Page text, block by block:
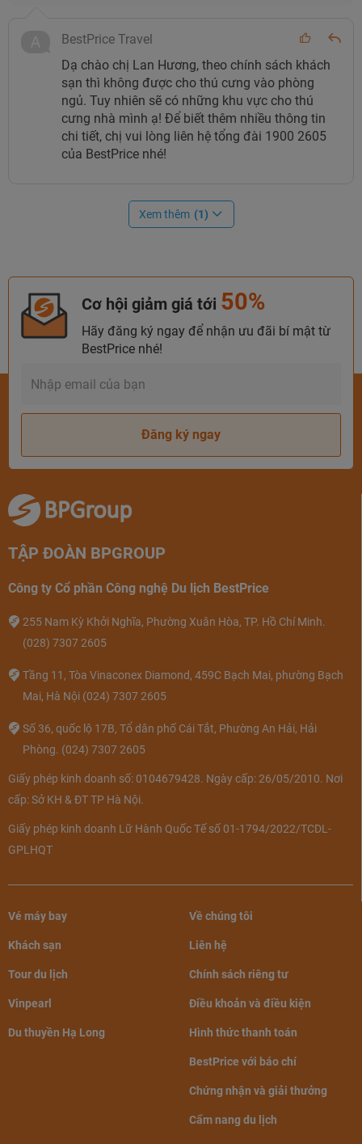
Phòng Premier City View tại khách sạn.
bao gồm 77 phòng nghỉ được thiết kế gồm có 1 giường
đôi hoặc 2 giường đơn cho tối đa 2 người lớn và 1 trẻ em
lưu trú. Phòng được chú ý đến từng chi tiết nhỏ để mang
lại cho bạn một kỳ nghỉ lý tưởng.
- Premier Terrace Ocean View:
phong cách riêng, góc view bao trọn cả đại dương, không
phòng có thể tận dụng được tối đa vẻ đẹp từ khung cảnh
xung quanh, xứng đáng cho các cặp đôi muốn chọn 1
căn phòng để có những khoảnh khắc tuyệt vời bên nhau.
- Premier Deluxe Ocean View:
Phòng Deluxe chào đón quý khách với không gian rộng
rãi view hướng đại dương kết hợp cùng nội thất cao cấp
và tầm nhìn thoáng mát, phù hợp với gia đình hoặc nhóm
quen thuộc như đang ở trong chính căn nhà của mình.
44 phòng nghỉ với tầm nhìn ấn tượng từ ban công, giúp
quý khách thoải mái ngắm nhìn bãi biển Quy Nhơn tuyệt
đẹp. Thiết kế độc đáo của căn phòng sẽ mang đến cho
tư hơn là một không gian kín.
trí trên các tầng cao để bạn có thể thưởng thức toàn cảnh
bãi biển xinh đẹp. Nơi đây là sự kết hợp hài hòa giữa
BestPrice Travel
Dạ chào chị Lan Hương, theo chính sách khách
sạn thì không được cho thú cưng vào phòng
ngủ. Tuy nhiên sẽ có những khu vực cho thú
cưng nhà mình ạ! Để biết thêm nhiều thông tin
chi tiết, chị vui lòng liên hệ tổng đài 1900 2605
của BestPrice nhé!
Xem thêm (1)
Cơ hội giảm giá tới 50%
Hãy đăng ký ngay để nhận ưu đãi bí mật từ
BestPrice nhé!
Đăng ký ngay
TẬP ĐOÀN BPGROUP
Công ty Cổ phần Công nghệ Du lịch BestPrice
255 Nam Kỳ Khởi Nghĩa, Phường Xuân Hòa, TP. Hồ Chí Minh.
(028) 7307 2605
Tầng 11, Tòa Vinaconex Diamond, 459C Bạch Mai, phường Bạch
Mai, Hà Nội (024) 7307 2605
Số 36, quốc lộ 17B, Tổ dân phố Cái Tắt, Phường An Hải, Hải
Phòng. (024) 7307 2605
Giấy phép kinh doanh số: 0104679428. Ngày cấp: 26/05/2010. Nơi
cấp: Sở KH & ĐT TP Hà Nội.
Giấy phép kinh doanh Lữ Hành Quốc Tế số 01-1794/2022/TCDL-
GPLHQT
Vé máy bay
Khách sạn
Tour du lịch
Vinpearl
Du thuyền Hạ Long
Về chúng tôi
Liên hệ
Chính sách riêng tư
Điều khoản và điều kiện
Hình thức thanh toán
BestPrice với báo chí
Chứng nhận và giải thưởng
Cẩm nang du lịch